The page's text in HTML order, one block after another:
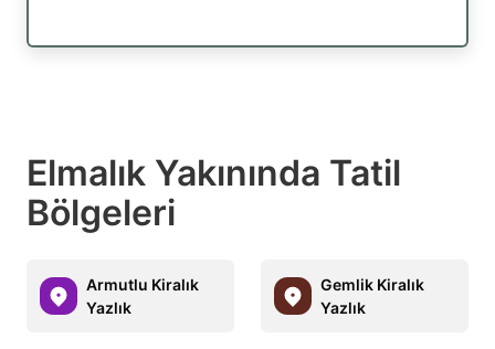
Elmalık Yakınında Tatil
Bölgeleri
Armutlu Kiralık
Yazlık
Gemlik Kiralık
Yazlık